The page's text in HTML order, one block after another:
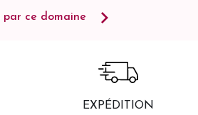
par ce domaine
EXPÉDITION